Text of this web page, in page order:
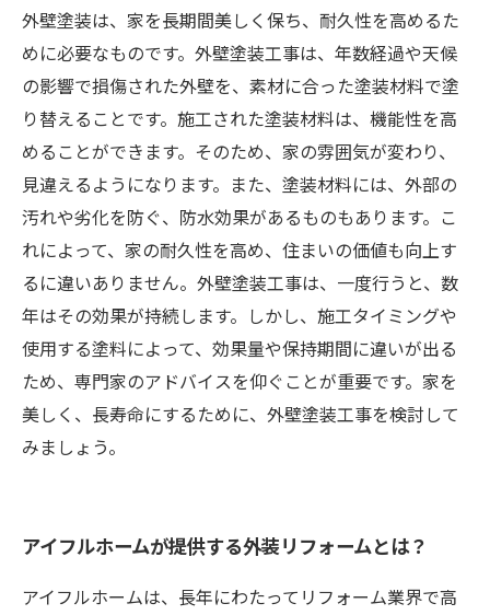
外壁塗装は、家を長期間美しく保ち、耐久性を高めるた
めに必要なものです。外壁塗装工事は、年数経過や天候
の影響で損傷された外壁を、素材に合った塗装材料で塗
り替えることです。施工された塗装材料は、機能性を高
めることができます。そのため、家の雰囲気が変わり、
見違えるようになります。また、塗装材料には、外部の
汚れや劣化を防ぐ、防水効果があるものもあります。こ
れによって、家の耐久性を高め、住まいの価値も向上す
るに違いありません。外壁塗装工事は、一度行うと、数
年はその効果が持続します。しかし、施工タイミングや
使用する塗料によって、効果量や保持期間に違いが出る
ため、専門家のアドバイスを仰ぐことが重要です。家を
美しく、長寿命にするために、外壁塗装工事を検討して
みましょう。
アイフルホームが提供する外装リフォームとは？
アイフルホームは、長年にわたってリフォーム業界で高